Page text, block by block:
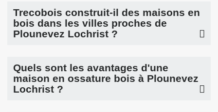
Trecobois construit-il des maisons en
bois dans les villes proches de
Plounevez Lochrist ?
Quels sont les avantages d'une
maison en ossature bois à Plounevez
Lochrist ?